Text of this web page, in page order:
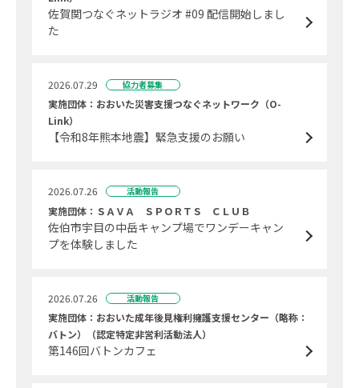
佐賀関つなぐネットラジオ #09 配信開始しまし
た
2026.07.29 協力者募集
実施団体：おおいた災害支援つなぐネットワーク（O-
Link）
【令和8年熊本地震】緊急支援のお願い
2026.07.26 活動報告
実施団体：ＳＡＶＡ ＳＰＯＲＴＳ ＣＬＵＢ
佐伯市宇目の中岳キャンプ場でワンデーキャン
プを体験しました
2026.07.26 活動報告
実施団体：おおいた成年後見権利擁護支援センター（略称：
バトン）（認定特定非営利活動法人）
第146回バトンカフェ